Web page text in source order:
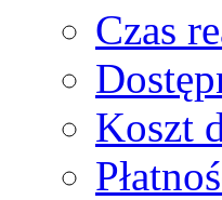
Czas
Koszt